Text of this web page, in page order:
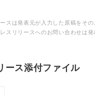
スは発表元が入力した原稿をその
スリリースへのお問い合わせは
ース添付ファイル